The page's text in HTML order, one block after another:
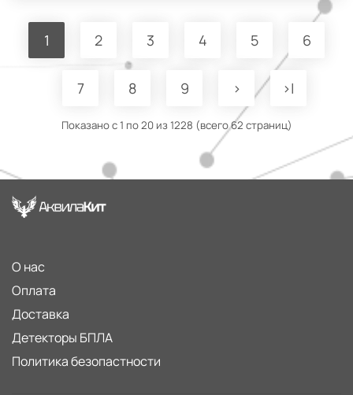
1 2 3 4 5 6
7 8 9 > >|
Показано с 1 по 20 из 1228 (всего 62 страниц)
О нас
Оплата
Доставка
Детекторы БПЛА
Политика безопастности